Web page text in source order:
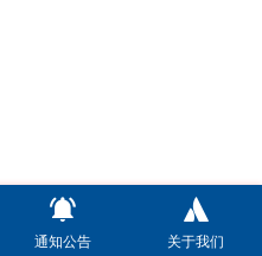
通知公告 关于我们